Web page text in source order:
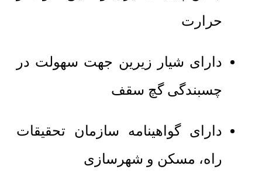
حرارت
دارای شیار زیرین جهت سهولت در
چسبندگی گچ سقف
دارای گواهینامه سازمان تحقیقات
راه، مسکن و شهرسازی